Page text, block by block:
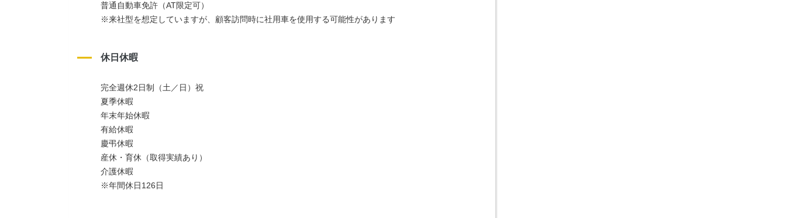
普通自動車免許（AT限定可）
※来社型を想定していますが、顧客訪問時に社用車を使用する可能性があります
休日休暇
完全週休2日制（土／日）祝
夏季休暇
年末年始休暇
有給休暇
慶弔休暇
産休・育休（取得実績あり）
介護休暇
※年間休日126日